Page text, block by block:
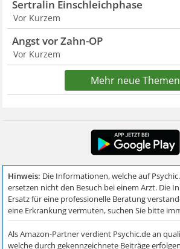
Sertralin Einschleichphase
Vor Kurzem
Angst vor Zahn-OP
Vor Kurzem
Mehr neue Themen